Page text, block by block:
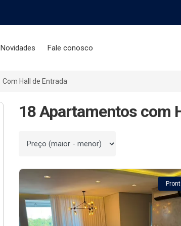
Novidades Fale conosco
Com Hall de Entrada
18 Apartamentos com
Ordenar por